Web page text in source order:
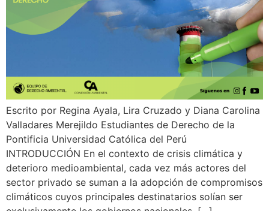
Escrito por Regina Ayala, Lira Cruzado y Diana Carolina
Valladares Merejildo Estudiantes de Derecho de la
Pontificia Universidad Católica del Perú
INTRODUCCIÓN En el contexto de crisis climática y
deterioro medioambiental, cada vez más actores del
sector privado se suman a la adopción de compromisos
climáticos cuyos principales destinatarios solían ser